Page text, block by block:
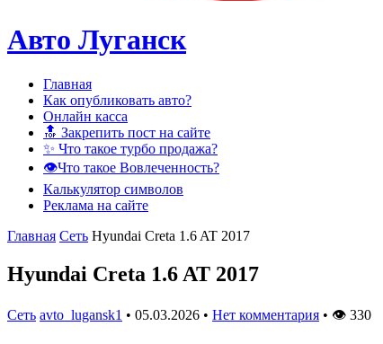
Авто Луганск
Главная
Как опубликовать авто?
Онлайн касса
🔝 Закрепить пост на сайте
✨ Что такое турбо продажа?
👁️Что такое Вовлеченность?
Калькулятор символов
Реклама на сайте
Главная Сеть Hyundai Creta 1.6 AT 2017
Hyundai Creta 1.6 AT 2017
Сеть avto_lugansk1 • 05.03.2026 • Нет комментария • 👁 330